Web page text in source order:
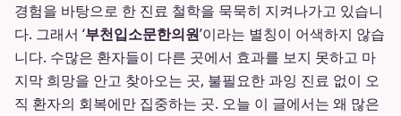
경험을 바탕으로 한 진료 철학을 묵묵히 지켜나가고 있습니
다. 그래서 ‘부천입소문한의원’이라는 별칭이 어색하지 않습
니다. 수많은 환자들이 다른 곳에서 효과를 보지 못하고 마
지막 희망을 안고 찾아오는 곳, 불필요한 과잉 진료 없이 오
직 환자의 회복에만 집중하는 곳. 오늘 이 글에서는 왜 많은